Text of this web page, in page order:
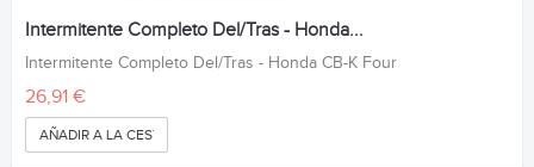
Intermitente Completo Del/Tras - Honda...
Intermitente Completo Del/Tras - Honda CB-K Four
26,91 €
AÑADIR A LA CESTA